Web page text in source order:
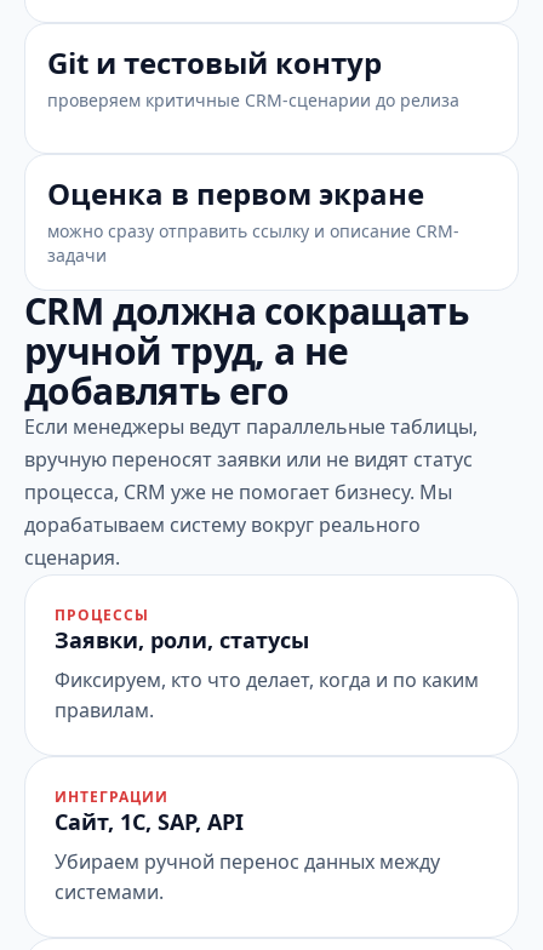
Git и тестовый контур
проверяем критичные CRM-сценарии до релиза
Оценка в первом экране
можно сразу отправить ссылку и описание CRM-
задачи
CRM должна сокращать
ручной труд, а не
добавлять его
Если менеджеры ведут параллельные таблицы,
вручную переносят заявки или не видят статус
процесса, CRM уже не помогает бизнесу. Мы
дорабатываем систему вокруг реального
сценария.
ПРОЦЕССЫ
Заявки, роли, статусы
Фиксируем, кто что делает, когда и по каким
правилам.
ИНТЕГРАЦИИ
Сайт, 1С, SAP, API
Убираем ручной перенос данных между
системами.